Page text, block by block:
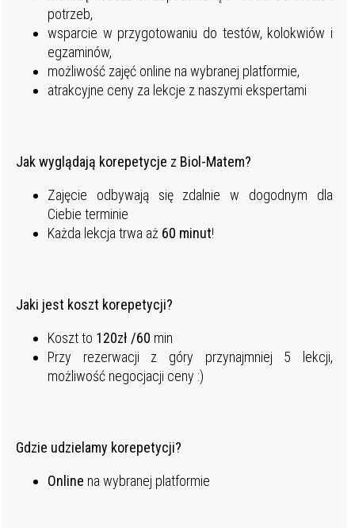
potrzeb,
wsparcie w przygotowaniu do testów, kolokwiów i
egzaminów,
możliwość zajęć online na wybranej platformie,
atrakcyjne ceny za lekcje z naszymi ekspertami
Jak wyglądają korepetycje z Biol-Matem?
Zajęcie odbywają się zdalnie w dogodnym dla
Ciebie terminie
Każda lekcja trwa aż 60 minut!
Jaki jest koszt korepetycji?
Koszt to 120zł /60 min
Przy rezerwacji z góry przynajmniej 5 lekcji,
możliwość negocjacji ceny :)
Gdzie udzielamy korepetycji?
Online na wybranej platformie